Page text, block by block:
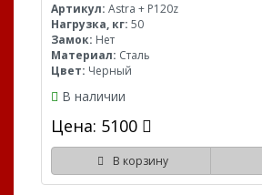
Артикул: Astra + P120z
Нагрузка, кг: 50
Замок: Нет
Материал: Сталь
Цвет: Черный
В наличии
Цена: 5100
В корзину